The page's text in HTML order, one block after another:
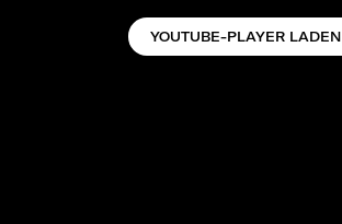
YOUTUBE-PLAYER LADEN